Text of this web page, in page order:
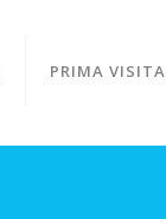
PRIMA VISITA